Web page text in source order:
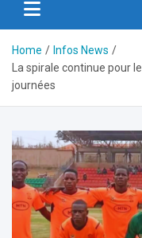
Home
Infos News
La spirale continue pour
journées